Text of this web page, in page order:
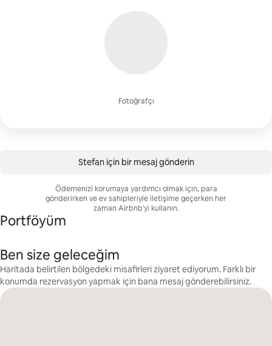
Fotoğrafçı
Stefan için bir mesaj gönderin
Ödemenizi korumaya yardımcı olmak için, para
gönderirken ve ev sahipleriyle iletişime geçerken her
zaman Airbnb'yi kullanın.
Portföyüm
Ben size geleceğim
Haritada belirtilen bölgedeki misafirleri ziyaret ediyorum. Farklı bir
konumda rezervasyon yapmak için bana mesaj gönderebilirsiniz.